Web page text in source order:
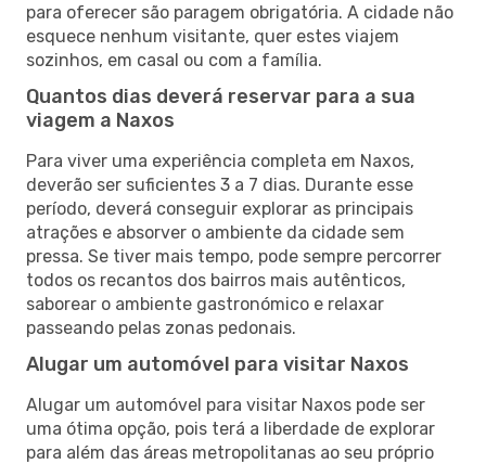
para oferecer são paragem obrigatória. A cidade não
esquece nenhum visitante, quer estes viajem
sozinhos, em casal ou com a família.
Quantos dias deverá reservar para a sua
viagem a Naxos
Para viver uma experiência completa em Naxos,
deverão ser suficientes 3 a 7 dias. Durante esse
período, deverá conseguir explorar as principais
atrações e absorver o ambiente da cidade sem
pressa. Se tiver mais tempo, pode sempre percorrer
todos os recantos dos bairros mais autênticos,
saborear o ambiente gastronómico e relaxar
passeando pelas zonas pedonais.
Alugar um automóvel para visitar Naxos
Alugar um automóvel para visitar Naxos pode ser
uma ótima opção, pois terá a liberdade de explorar
para além das áreas metropolitanas ao seu próprio